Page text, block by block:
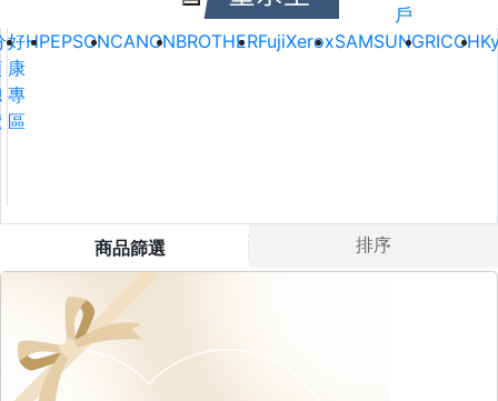
戶
好
康
專
區
HPEPSONCANONBROTHERFujiXeroxSAMSUNGRICOH
商品篩選 排序